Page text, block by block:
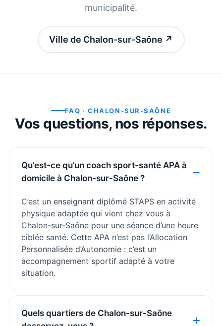
municipalité.
Ville de Chalon-sur-Saône ↗
FAQ ·CHALON-SUR-SAÔNE
Vos questions, nos réponses.
Qu’est-ce qu’un coach sport-santé APA à
domicile à Chalon-sur-Saône ?
C’est un enseignant diplômé STAPS en activité
physique adaptée qui vient chez vous à
Chalon-sur-Saône pour une séance d’une heure
ciblée santé. Cette APA n’est pas l’Allocation
Personnalisée d’Autonomie : c’est un
accompagnement sportif adapté à votre
situation.
Quels quartiers de Chalon-sur-Saône